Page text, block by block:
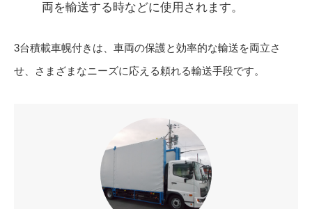
両を輸送する時などに使用されます。
3台積載車幌付きは、車両の保護と効率的な輸送を両立さ
せ、さまざまなニーズに応える頼れる輸送手段です。